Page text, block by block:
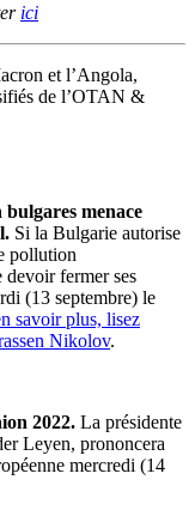
ici
et l’Angola,
de l’OTAN &
menace
Si la Bulgarie autorise
pollution
devoir fermer ses
(13 septembre) le
savoir plus, lisez
Nikolov.
2022. La présidente
Leyen, prononcera
mercredi (14